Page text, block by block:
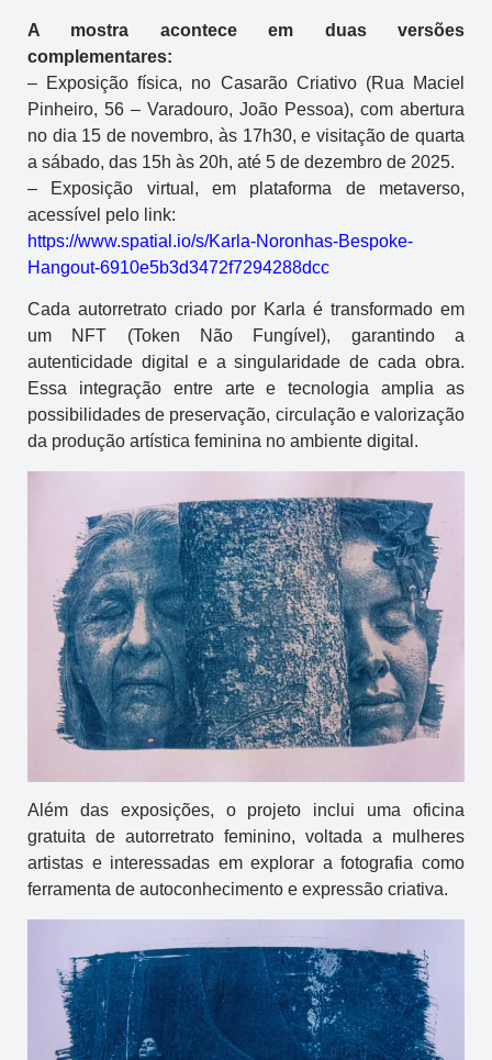
A mostra acontece em duas versões
complementares:
– Exposição física, no Casarão Criativo (Rua Maciel
Pinheiro, 56 – Varadouro, João Pessoa), com abertura
no dia 15 de novembro, às 17h30, e visitação de quarta
a sábado, das 15h às 20h, até 5 de dezembro de 2025.
– Exposição virtual, em plataforma de metaverso,
acessível pelo link:
https://www.spatial.io/s/Karla-Noronhas-Bespoke-
Hangout-6910e5b3d3472f7294288dcc
Cada autorretrato criado por Karla é transformado em
um NFT (Token Não Fungível), garantindo a
autenticidade digital e a singularidade de cada obra.
Essa integração entre arte e tecnologia amplia as
possibilidades de preservação, circulação e valorização
da produção artística feminina no ambiente digital.
Além das exposições, o projeto inclui uma oficina
gratuita de autorretrato feminino, voltada a mulheres
artistas e interessadas em explorar a fotografia como
ferramenta de autoconhecimento e expressão criativa.